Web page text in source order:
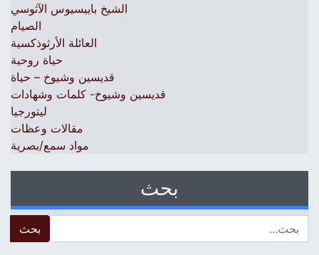
الشيخ باييسيوس الآثوسي
الصيام
العائلة الأرثوذكسية
حياة روحية
قديسين وشيوخ – حياة
قديسين وشيوخ- كلمات وشهادات
ليتورجيا
مقالات وعظات
مواد سمع/بصرية
بحث